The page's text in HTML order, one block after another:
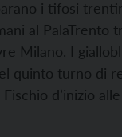
i tifosi
al PalaTrento
Milano. I
quinto turno di
d’inizio